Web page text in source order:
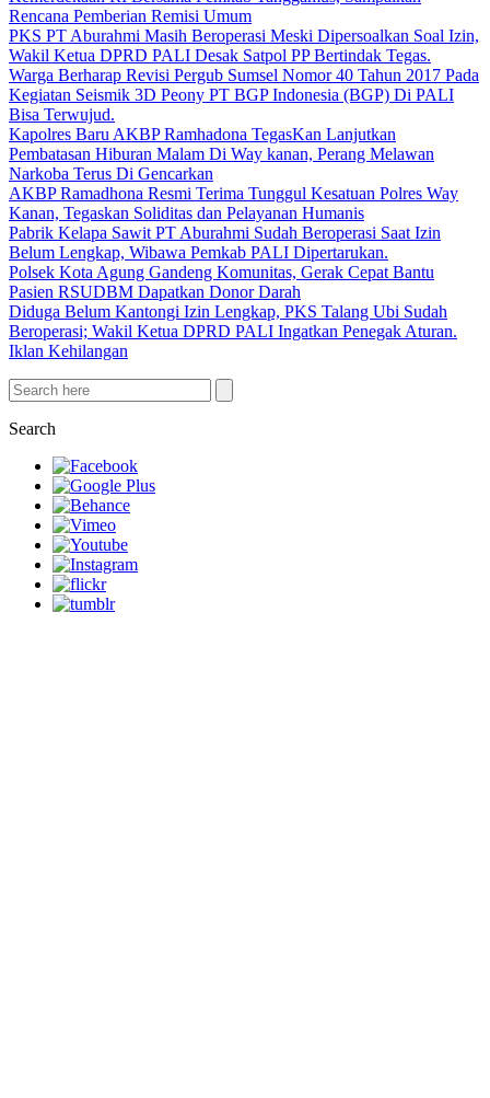
Rencana Pemberian Remisi Umum
PKS PT Aburahmi Masih Beroperasi Meski Dipersoalkan Soal Izin,
Wakil Ketua DPRD PALI Desak Satpol PP Bertindak Tegas.
Warga Berharap Revisi Pergub Sumsel Nomor 40 Tahun 2017 Pada
Kegiatan Seismik 3D Peony PT BGP Indonesia (BGP) Di PALI
Bisa Terwujud.
Kapolres Baru AKBP Ramhadona TegasKan Lanjutkan
Pembatasan Hiburan Malam Di Way kanan, Perang Melawan
Narkoba Terus Di Gencarkan
AKBP Ramadhona Resmi Terima Tunggul Kesatuan Polres Way
Kanan, Tegaskan Soliditas dan Pelayanan Humanis
Pabrik Kelapa Sawit PT Aburahmi Sudah Beroperasi Saat Izin
Belum Lengkap, Wibawa Pemkab PALI Dipertarukan.
Polsek Kota Agung Gandeng Komunitas, Gerak Cepat Bantu
Pasien RSUDBM Dapatkan Donor Darah
Diduga Belum Kantongi Izin Lengkap, PKS Talang Ubi Sudah
Beroperasi; Wakil Ketua DPRD PALI Ingatkan Penegak Aturan.
Iklan Kehilangan
Search